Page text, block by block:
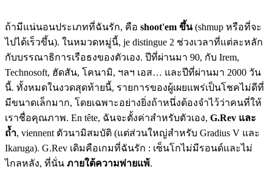
ถ้ามีแน่นอนประเภทที่ฉันรัก, คือ shoot'em ขึ้น(shmup หรือที่จะ
ไปได้เร็วขึ้น). ในหมวดหมู่นี้, je distingue 2 ช่วงเวลาที่แต่ละหลัก
กับบรรณาธิการเรือธงของตัวเอง. ปีที่ผ่านมา 90, กับ Irem,
Technosoft, ฮัดสัน, โคนามิ, ฯลฯ เอส… และปีที่ผ่านมา 2000 วัน
นี้. ทั้งหมดในงวดสุดท้ายนี้, รายการของผู้เผยแพร่เป็นโชคไม่ดีที่
มีขนาดเล็กมาก, โดยเฉพาะอย่างยิ่งถ้าหนึ่งต้องจำไว้ว่าคนที่ให้
เราชื่อคุณภาพ. En tête, ฉันจะตั้งค่าสำหรับตัวเอง, G.Rev และ
ถ้ำ, viennent ตัวนามิสมบัติ (แต่ส่วนใหญ่สำหรับ Gradius V และ
Ikaruga). G.Rev เดิมคือเกมที่ฉันรัก : เซ็นโกไม่มีรอนด์และไม่
ไกลหลัง, ที่นั่น ภายใต้ความพ่ายแพ้.